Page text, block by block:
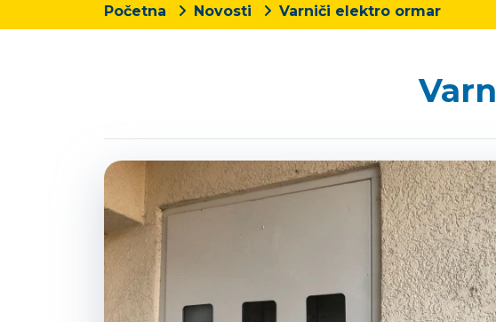
Početna Novosti Varniči elektro ormar